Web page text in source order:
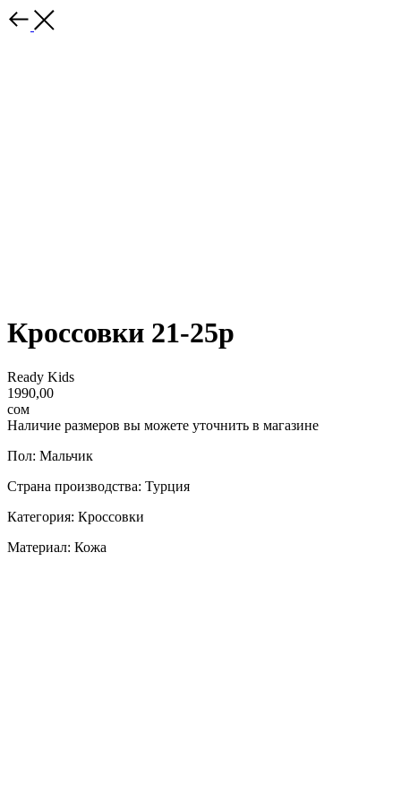
Кроссовки 21-25р
Ready Kids
1990,00
сом
Наличие размеров вы можете уточнить в магазине
Пол: Мальчик
Страна производства: Турция
Категория: Кроссовки
Материал: Кожа